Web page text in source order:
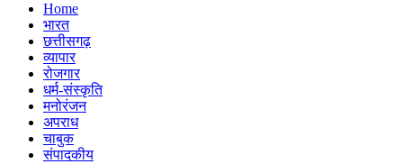
Home
भारत
छत्तीसगढ़
व्यापार
रोजगार
धर्म-संस्कृति
मनोरंजन
अपराध
चाबुक
संपादकीय